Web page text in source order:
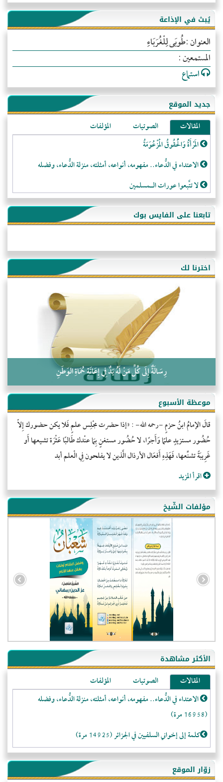
يُبث في الإذاعة
العنوان :طُوبَى لِلْغُرَبَاءِ
المستمعين :
استماع
جديد الموقع
المقالات الصوتيات
المؤلفات
المَرْأَةُ وَالْحُقُوقُ الْمَزْعُوَمَةُ
الاعتداء في الدُّعاء.. مفهومه، أنواعه، أمثلته، منزلة الدُّعاء، وفضله
لا تتَّبعوا عورات الـمسلمين
فقه النَّصيحة عند الصَّحابة الكرام رضي الله عنهم
لَا عِزَّةَ إِلَّا بِالإِسْلَامِ
هذه سبيلنا فماذا تنقمون؟!
أُسُـسُ بَـيْـتِ الـمُسْـلِمِ
التَّعْلِيمُ القُرْآنِي
كلمة إلى إخواني السلفيين في الجزائر
تابعنا على الفايس بوك
اخترنا لك
رِسَالَةٌ إِلَى كُلِّ مَنْ لَهُ يَدٌ فِي إِعَانَةِ حُمَاةِ الوَطَنِ
موعظة الأسبوع
قالَ الإمامُ ابنُ حزمٍ -رحمه الله- : «إذا حضرت مجْلِس علمٍ فَلا يكن حضورك إِلاّ
حُضُور مستزيدٍ علمًا وَأَجرًا، لا حُضُور مستغنٍ بِمَا عنْدك طَالبًا عَثْرَة تشيعها أَو
غَرِيبَةً تشنِّعها، فَهَذِهِ أَفعَال الأرذال الَّذين لا يفلحون فِي الْعلم أبد
اقرأ المزيد
مؤلفات الشّيخ
الأكثر مشاهدة
المقالات الصوتيات
المؤلفات
الاعتداء في الدُّعاء.. مفهومه، أنواعه، أمثلته، منزلة الدُّعاء، وفضله
(16958 مرة)
كلمة إلى إخواني السلفيين في الجزائر (14925 مرة)
لا تتَّبعوا عورات الـمسلمين (13372 مرة)
المَرْأَةُ وَالْحُقُوقُ الْمَزْعُوَمَةُ (12482 مرة)
زوّار الموقع
- الجزائر (94600)